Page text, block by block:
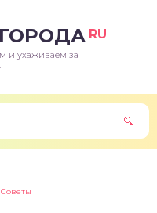
RU
и ухаживаем за
Советы